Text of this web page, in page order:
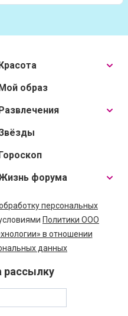
образ
форума
персональных
Политики ООО
в отношении
данных
рассылку